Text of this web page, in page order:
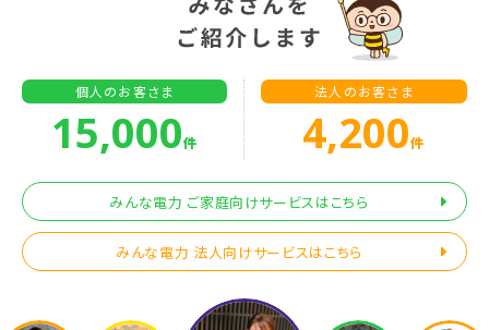
個人のお客さま
15,000件
法人のお客さま
4,200件
みんな電力 ご家庭向けサービスはこちら
みんな電力 法人向けサービスはこちら